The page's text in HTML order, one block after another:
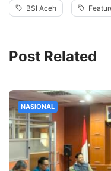
BSI Aceh
Post Related
NASIONAL